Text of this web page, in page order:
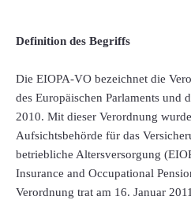
Definition des Begriffs
Die EIOPA-VO bezeichnet die
des Europäischen Parlaments und
2010. Mit dieser Verordnung
Aufsichtsbehörde für das
betriebliche Altersversorgung
Insurance and Occupational
Verordnung trat am 16. Januar